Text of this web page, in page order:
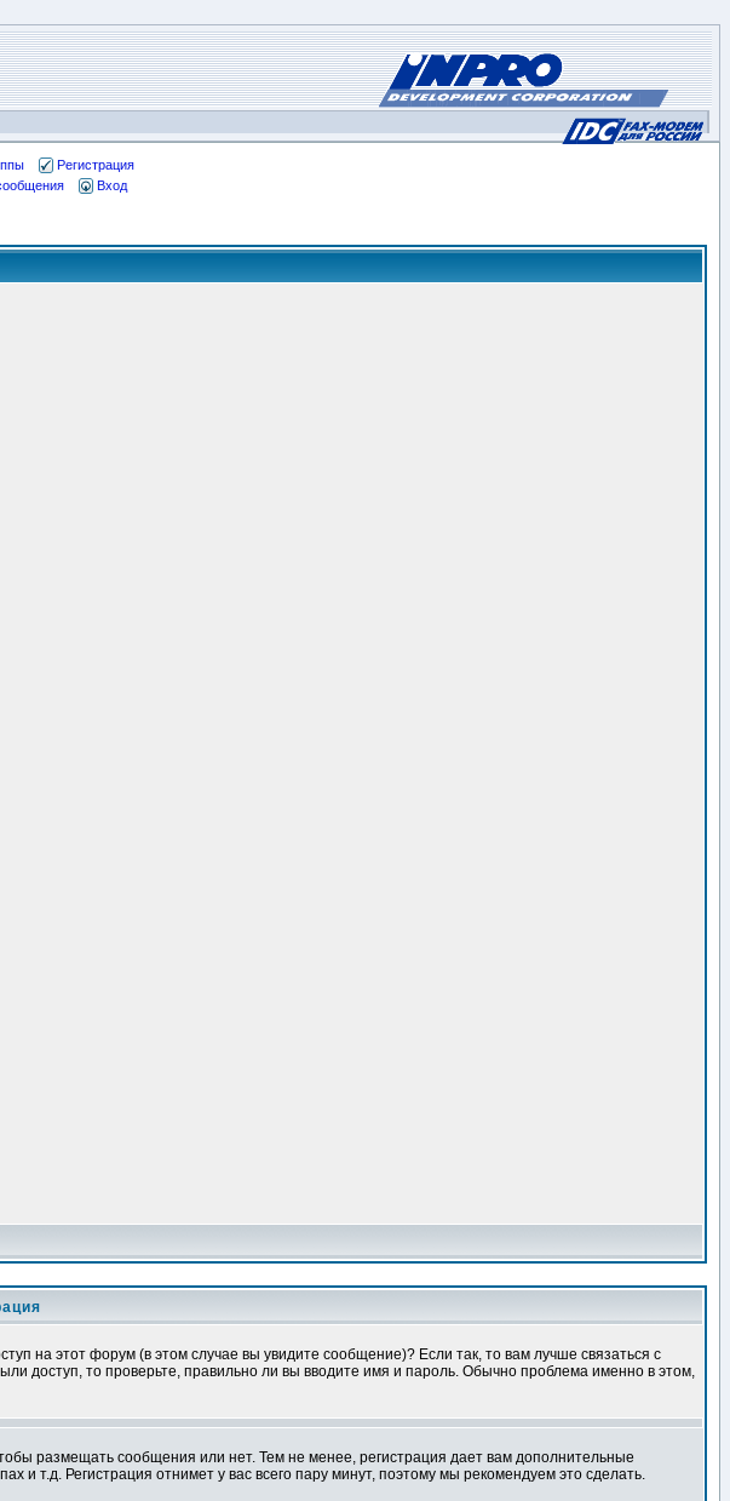
Регистрация
Вход
на этот форум (в этом случае вы увидите сообщение)? Если так, то вам лучше связаться с
доступ, то проверьте, правильно ли вы вводите имя и пароль. Обычно проблема именно в этом,
размещать сообщения или нет. Тем не менее, регистрация дает вам дополнительные
т.д. Регистрация отнимет у вас всего пару минут, поэтому мы рекомендуем это сделать.